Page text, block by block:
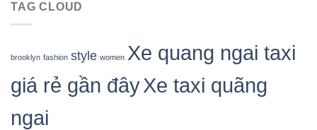
TAG CLOUD
brooklyn fashion style women Xe quang ngai taxi
giá rẻ gần đâyXe taxi quãng
ngai